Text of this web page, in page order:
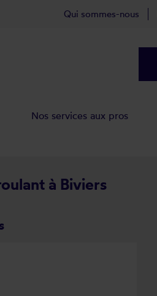
à Biviers
Qui sommes-nous
Nos services aux pros